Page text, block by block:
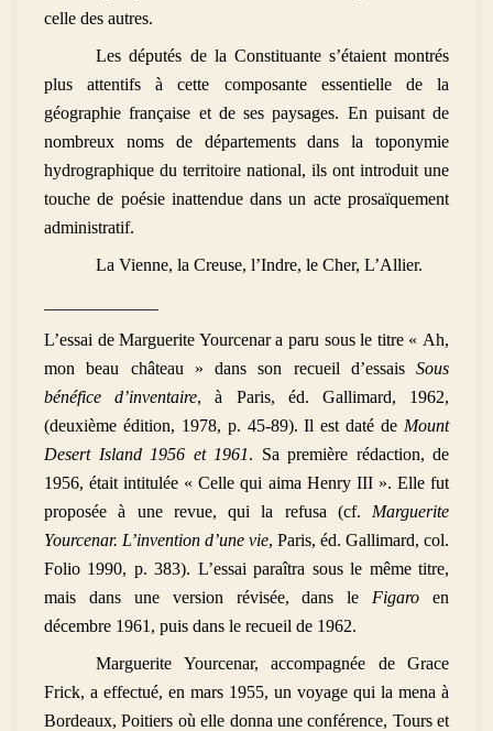
celle des autres.
Les députés de la Constituante s’étaient montrés
plus attentifs à cette composante essentielle de la
géographie française et de ses paysages. En puisant de
nombreux noms de départements dans la toponymie
hydrographique du territoire national, ils ont introduit une
touche de poésie inattendue dans un acte prosaïquement
administratif.
La Vienne, la Creuse, l’Indre, le Cher, L’Allier.
L’essai de Marguerite Yourcenar a paru sous le titre « Ah,
mon beau château » dans son recueil d’essais Sous
bénéfice d’inventaire, à Paris, éd. Gallimard, 1962,
(deuxième édition, 1978, p. 45-89). Il est daté de Mount
Desert Island 1956 et 1961. Sa première rédaction, de
1956, était intitulée « Celle qui aima Henry III ». Elle fut
proposée à une revue, qui la refusa (cf. Marguerite
Yourcenar. L’invention d’une vie, Paris, éd. Gallimard, col.
Folio 1990, p. 383). L’essai paraîtra sous le même titre,
mais dans une version révisée, dans le Figaro en
décembre 1961, puis dans le recueil de 1962.
Marguerite Yourcenar, accompagnée de Grace
Frick, a effectué, en mars 1955, un voyage qui la mena à
Bordeaux, Poitiers où elle donna une conférence, Tours et